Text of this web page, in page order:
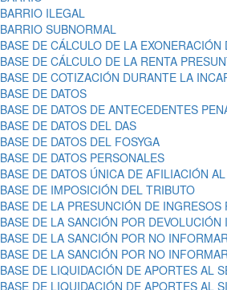
BARRIO ILEGAL
BARRIO SUBNORMAL
BASE DE CÁLCULO DE LA
BASE DE CÁLCULO DE LA RENTA
BASE DE COTIZACIÓN DURANTE LA
BASE DE DATOS
BASE DE DATOS DE ANTECEDENTES
BASE DE DATOS DEL DAS
BASE DE DATOS DEL FOSYGA
BASE DE DATOS PERSONALES
BASE DE DATOS ÚNICA DE AFILIACIÓN
BASE DE IMPOSICIÓN DEL TRIBUTO
BASE DE LA PRESUNCIÓN DE
BASE DE LA SANCIÓN POR
BASE DE LA SANCIÓN POR NO
BASE DE LA SANCIÓN POR NO
BASE DE LIQUIDACIÓN DE APORTES AL
BASE DE LIQUIDACIÓN DE APORTES AL